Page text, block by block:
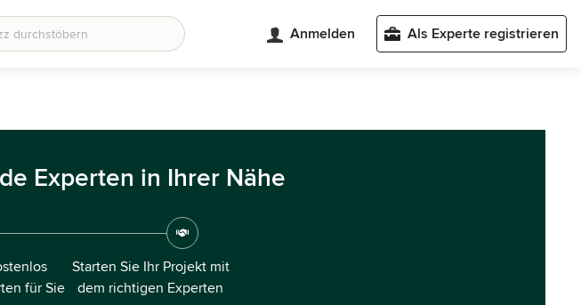
Anmelden Als Experte registrieren
Experten in Ihrer Nähe
für Sie
Starten Sie Ihr Projekt mit
dem richtigen Experten